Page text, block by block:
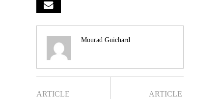
Mourad Guichard
ARTICLE
ARTICLE